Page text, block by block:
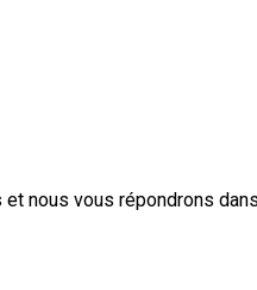
nous vous répondrons